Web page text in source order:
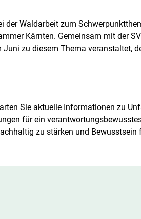
der Waldarbeit zum
Kärnten. Gemeinsam mit der
zu diesem Thema veranstaltet,
Sie aktuelle Informationen zu
für ein
zu stärken und Bewusstsein